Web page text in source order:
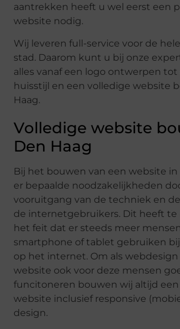
aantrekken heeft u wel eerst een
website nodig.
Wij leveren full-service voor de
stad. Daarom kunt u bij onze
alles vanaf een logo ontwerpen
huisstijl en een volledige website
Haag.
Volledige website
Den Haag
Bij het bouwen van een website in
er bepaalde noodzakelijkheden
vooruitgang van de techniek en
de internetgebruikers. Dit heeft
het feit dat er steeds meer
smartphone of tablet gebruiken
op het internet. Om als
website ook voor deze mensen
funcitoneren bouwen wij altijd
website inclusief responsive
design.